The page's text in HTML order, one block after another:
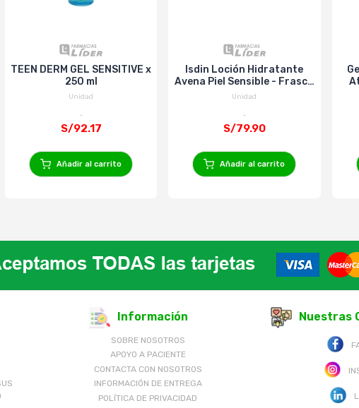
TEEN DERM GEL SENSITIVE x
250 ml
Unidad
S/92.17
Añadir al carrito
Isdin Loción Hidratante
Avena Piel Sensible - Frasco
400 Ml
Unidad
S/79.90
Añadir al carrito
Información
SOBRE NOSOTROS
APOYO A PACIENTE
CONTACTA CON NOSOTROS
INFORMACIÓN DE ENTREGA
POLÍTICA DE PRIVACIDAD
Nuestras